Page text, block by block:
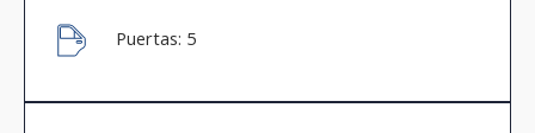
Puertas: 5